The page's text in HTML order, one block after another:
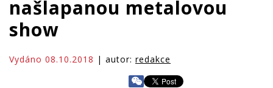
našlapanou metalovou
show
Vydáno 08.10.2018 | autor: redakce